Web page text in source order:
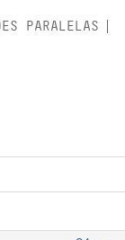
PARALELAS